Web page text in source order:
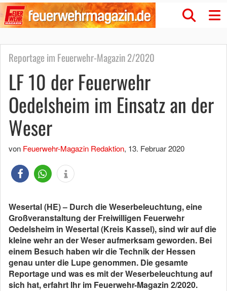
Reportage im Feuerwehr-Magazin 2/2020
LF 10 der Feuerwehr
Oedelsheim im Einsatz an der
Weser
von Feuerwehr-Magazin Redaktion, 13. Februar 2020
Wesertal (HE) – Durch die Weserbeleuchtung, eine
Großveranstaltung der Freiwilligen Feuerwehr
Oedelsheim in Wesertal (Kreis Kassel), sind wir auf die
kleine wehr an der Weser aufmerksam geworden. Bei
einem Besuch haben wir die Technik der Hessen
genau unter die Lupe genommen. Die gesamte
Reportage und was es mit der Weserbeleuchtung auf
sich hat, erfahrt Ihr im Feuerwehr-Magazin 2/2020.